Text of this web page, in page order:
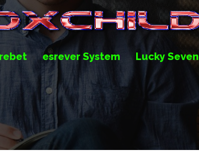
esrever System Lucky Seven